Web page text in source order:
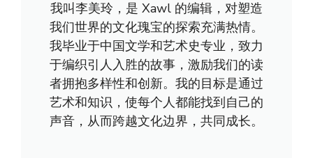
我叫李美玲，是 Xawl 的编辑，对塑造
我们世界的文化瑰宝的探索充满热情。
我毕业于中国文学和艺术史专业，致力
于编织引人入胜的故事，激励我们的读
者拥抱多样性和创新。我的目标是通过
艺术和知识，使每个人都能找到自己的
声音，从而跨越文化边界，共同成长。